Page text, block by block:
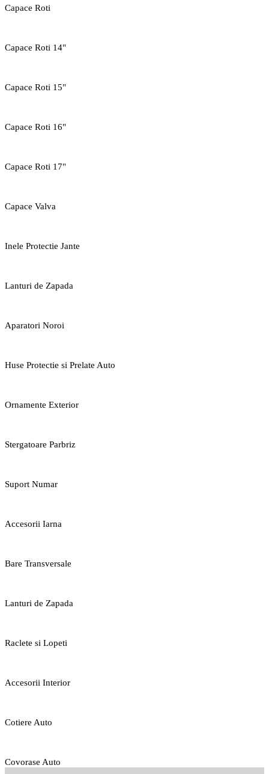
Capace Roti
Capace Roti 14"
Capace Roti 15"
Capace Roti 16"
Capace Roti 17"
Capace Valva
Inele Protectie Jante
Lanturi de Zapada
Aparatori Noroi
Huse Protectie si Prelate Auto
Ornamente Exterior
Stergatoare Parbriz
Suport Numar
Accesorii Iarna
Bare Transversale
Lanturi de Zapada
Raclete si Lopeti
Accesorii Interior
Cotiere Auto
Covorase Auto